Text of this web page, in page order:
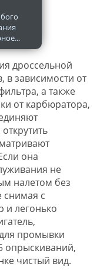
дроссельной
в зависимости от
а также
от карбюратора,
она
не
налетом без
снимая с
и легонько
промывки
опрыскиваний,
чистый вид.